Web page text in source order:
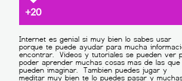
+20